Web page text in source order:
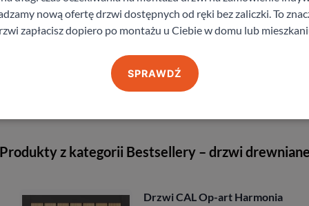
z pomocy Doradcy przy wyborze drzwi
Produkty z kategorii Bestsellery – drzwi drewniane
Drzwi CAL Op-art Iluzja
nową ofertę drzwi dostępnych od ręki bez zaliczki. To
zapłacisz dopiero po montażu u Ciebie w domu lub
SPRAWDŹ